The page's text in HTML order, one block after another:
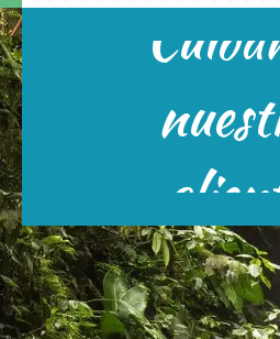
Estamos su
hras.x7